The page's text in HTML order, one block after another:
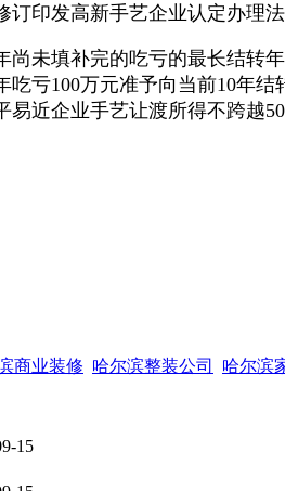
印发高新手艺企业认定办理
未填补完的吃亏的最长结转年
吃亏100万元准予向当前10年
易近企业手艺让渡所得不跨越
商业装修 哈尔滨整装公司 哈尔滨
15